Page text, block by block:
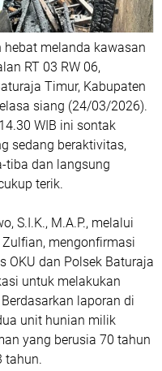
hebat melanda kawasan
RT 03 RW 06,
Timur, Kabupaten
siang (24/03/2026).
WIB ini sontak
sedang beraktivitas,
tiba dan langsung
terik.
S.I.K., M.A.P., melalui
Zulfian, mengonfirmasi
OKU dan Polsek Baturaja
untuk melakukan
laporan di
unit hunian milik
yang berusia 70 tahun
tahun.